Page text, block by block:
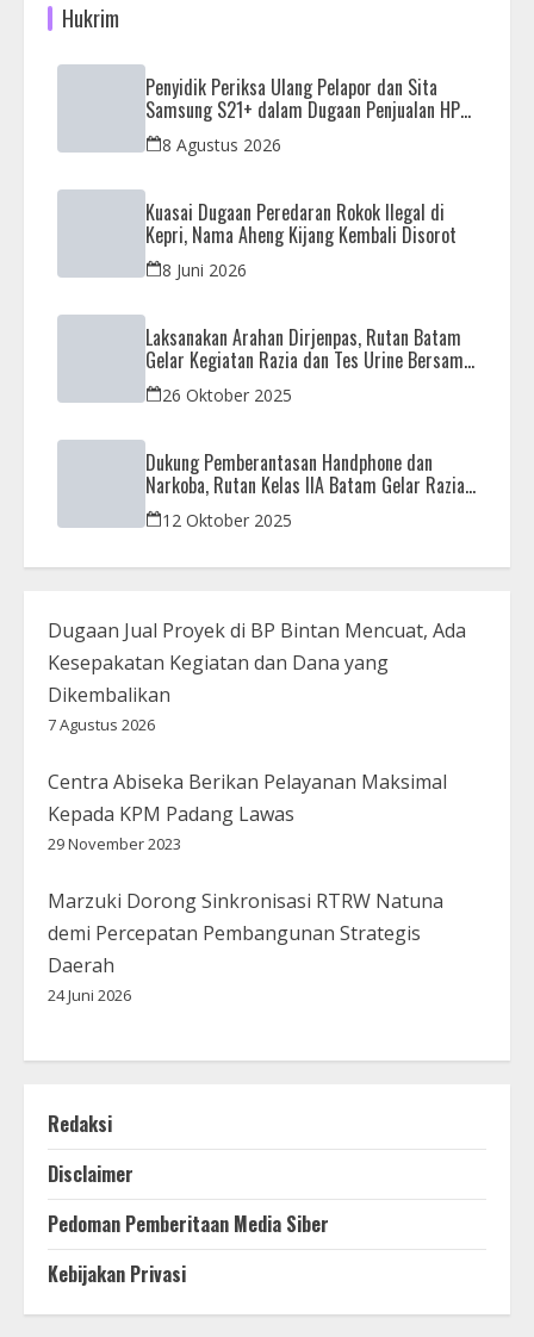
Hukrim
Penyidik Periksa Ulang Pelapor dan Sita
Samsung S21+ dalam Dugaan Penjualan HP
Ilegal di Nagoya Hill
8 Agustus 2026
Kuasai Dugaan Peredaran Rokok Ilegal di
Kepri, Nama Aheng Kijang Kembali Disorot
8 Juni 2026
Laksanakan Arahan Dirjenpas, Rutan Batam
Gelar Kegiatan Razia dan Tes Urine Bersama
APH26 Oktober 2025
Dukung Pemberantasan Handphone dan
Narkoba, Rutan Kelas IIA Batam Gelar Razia
Bersama Aparat Penegak Hukum
12 Oktober 2025
Dugaan Jual Proyek di BP Bintan Mencuat, Ada
Kesepakatan Kegiatan dan Dana yang
Dikembalikan
7 Agustus 2026
Centra Abiseka Berikan Pelayanan Maksimal
Kepada KPM Padang Lawas
29 November 2023
Marzuki Dorong Sinkronisasi RTRW Natuna
demi Percepatan Pembangunan Strategis
Daerah
24 Juni 2026
Redaksi
Disclaimer
Pedoman Pemberitaan Media Siber
Kebijakan Privasi